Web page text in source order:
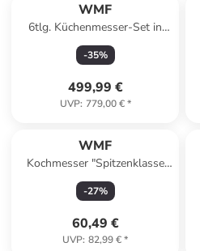
WMF
6tlg. Küchenmesser-Set in
Hellbraun/ Silber
-35%
499,99 €
UVP: 779,00 €*
WMF
Kochmesser "Spitzenklasse
Plus" in Schwarz - (L)15 cm
-27%
60,49 €
UVP: 82,99 €*